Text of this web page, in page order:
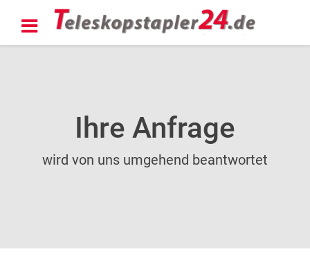
Ihre Anfrage
wird von uns umgehend beantwortet